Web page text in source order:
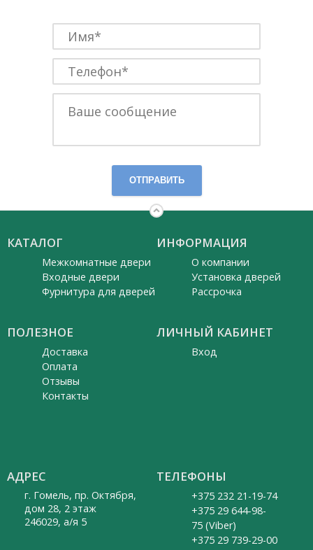
ОТПРАВИТЬ
КАТАЛОГ
Межкомнатные двери
Входные двери
Фурнитура для дверей
ПОЛЕЗНОЕ
Доставка
Оплата
Отзывы
Контакты
ИНФОРМАЦИЯ
О компании
Установка дверей
Рассрочка
ЛИЧНЫЙ КАБИНЕТ
Вход
АДРЕС
г. Гомель, пр. Октября,
дом 28, 2 этаж
246029, а/я 5
ТЕЛЕФОНЫ
+375 232 21-19-74
+375 29 644-98-
75 (Viber)
+375 29 739-29-00